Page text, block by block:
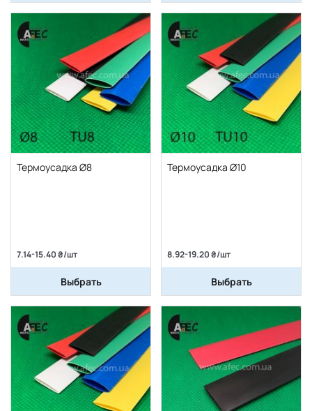
Термоусадка Ø8
7.14-15.40 ₴/шт
Выбрать
Термоусадка Ø10
8.92-19.20 ₴/шт
Выбрать